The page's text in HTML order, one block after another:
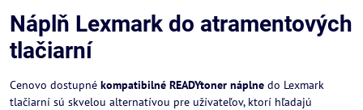
Náplň Lexmark do atramentových
tlačiarní
Cenovo dostupné kompatibilné READYtoner náplne do Lexmark
tlačiarní sú skvelou alternatívou pre užívateľov, ktorí hľadajú